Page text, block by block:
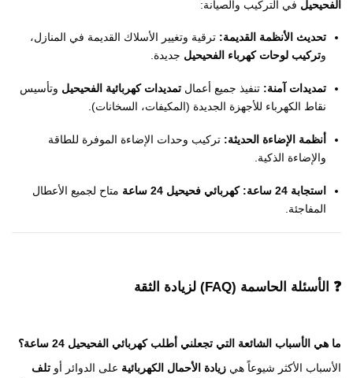
الفحيحيل في التركيب والصيانة:
تحديث الأنظمة القديمة: ترقية وتغيير الأسلاك القديمة في المنازل،
وتركيب لوحات كهرباء الفحيحيل جديدة.
تمديدات آمنة: تنفيذ جميع أعمال تمديدات كهربائية الفحيحيل وتأسيس
نقاط الكهرباء للأجهزة الجديدة (المكيفات، السخانات).
أنظمة الإضاءة الحديثة: تركيب وحدات الإضاءة الموفرة للطاقة
والإضاءة الذكية.
استجابة 24 ساعة: كهربائي فحيحيل 24 ساعة
متاح لجميع الأعطال
المفاجئة.
❓ الأسئلة الحاسمة (FAQ) لزيادة الثقة
ما هي الأسباب الشائعة التي تجعلني أطلبكهربائي الفحيحيل 24 ساعة
؟
الأسباب الأكثر شيوعاً هي زيادة الأحمال الكهربائية على الدوائر أو تلف